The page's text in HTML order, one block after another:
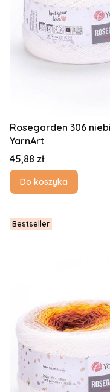
Rosegarden 306
YarnArt
Cena
45,88 zł
Do koszyka
Bestseller